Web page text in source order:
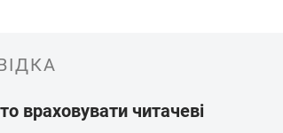
враховувати читачеві